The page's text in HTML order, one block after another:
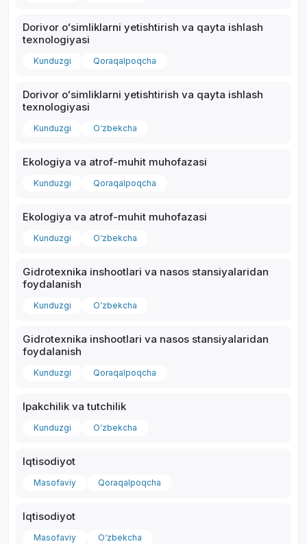
Dorivor oʻsimliklarni yetishtirish va qayta ishlash
texnologiyasi
Kunduzgi Qoraqalpoqcha
Dorivor oʻsimliklarni yetishtirish va qayta ishlash
texnologiyasi
Kunduzgi O‘zbekcha
Ekologiya va atrof-muhit muhofazasi
Kunduzgi Qoraqalpoqcha
Ekologiya va atrof-muhit muhofazasi
Kunduzgi O‘zbekcha
Gidrotexnika inshootlari va nasos stansiyalaridan
foydalanish
Kunduzgi O‘zbekcha
Gidrotexnika inshootlari va nasos stansiyalaridan
foydalanish
Kunduzgi Qoraqalpoqcha
Ipakchilik va tutchilik
Kunduzgi O‘zbekcha
Iqtisodiyot
Masofaviy Qoraqalpoqcha
Iqtisodiyot
Masofaviy O‘zbekcha